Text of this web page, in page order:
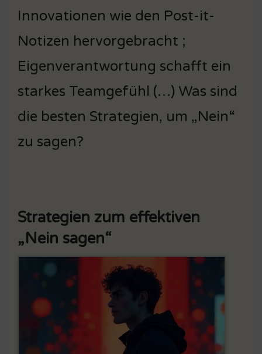
Innovationen wie den Post-it-
Notizen hervorgebracht ;
Eigenverantwortung schafft ein
starkes Teamgefühl (…) Was sind
die besten Strategien, um „Nein“
zu sagen?
Strategien zum effektiven
„Nein sagen“